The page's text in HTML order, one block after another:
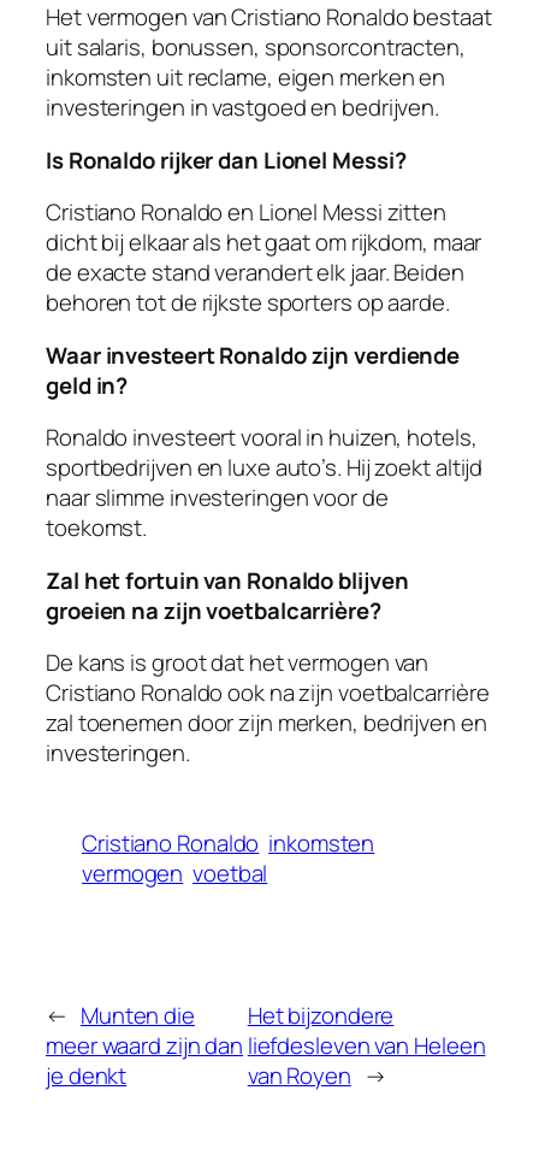
Het vermogen van Cristiano Ronaldo bestaat
uit salaris, bonussen, sponsorcontracten,
inkomsten uit reclame, eigen merken en
investeringen in vastgoed en bedrijven.
Is Ronaldo rijker dan Lionel Messi?
Cristiano Ronaldo en Lionel Messi zitten
dicht bij elkaar als het gaat om rijkdom, maar
de exacte stand verandert elk jaar. Beiden
behoren tot de rijkste sporters op aarde.
Waar investeert Ronaldo zijn verdiende
geld in?
Ronaldo investeert vooral in huizen, hotels,
sportbedrijven en luxe auto’s. Hij zoekt altijd
naar slimme investeringen voor de
toekomst.
Zal het fortuin van Ronaldo blijven
groeien na zijn voetbalcarrière?
De kans is groot dat het vermogen van
Cristiano Ronaldo ook na zijn voetbalcarrière
zal toenemen door zijn merken, bedrijven en
investeringen.
Cristiano Ronaldo inkomsten
vermogen voetbal
← Munten die
meer waard zijn dan
je denkt
Het bijzondere
liefdesleven van Heleen
van Royen →